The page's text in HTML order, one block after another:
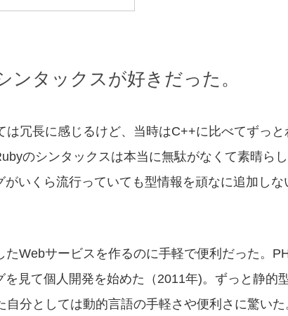
ンタックスが好きだった。
は冗長に感じるけど、当時はC++に比べてずっと
のシンタックスは本当に無駄がなくて素晴ら
がいくら流行っていても型情報を頑なに追加しな
たWebサービスを作るのに手軽で便利だった。
を見て個人開発を始めた（2011年)。ずっと静的
自分としては動的言語の手軽さや便利さに驚いた